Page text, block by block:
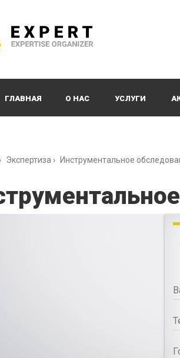
ГЛАВНАЯ О НАС УСЛУГИ
› Экспертиза › Инструментальное